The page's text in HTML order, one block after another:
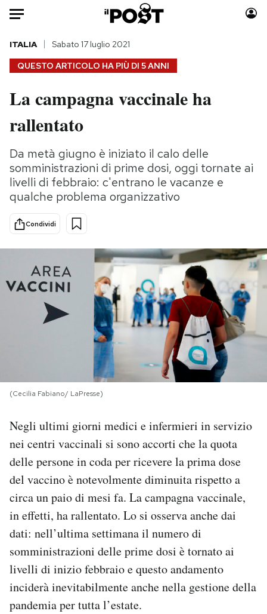
HOME
Italia
Politica
Tecnologia
Internet
Scienza
Cultura
Economia
Moda
Storie/Idee
Ok Boomer!
Media
Europa
PODCAST
CALENDARIO
AREA PERSONALE
Area Personale
Newsletter
Hai bisogno di aiuto?
Esci
QUESTO ARTICOLO HA PIÙ DI 5 ANNI
ITALIA Sabato 17 luglio 2021
La campagna vaccinale ha
rallentato
Da metà giugno è iniziato il calo delle
somministrazioni di prime dosi, oggi tornate ai
livelli di febbraio: c'entrano le vacanze e
qualche problema organizzativo
Condividi
(Cecilia Fabiano/ LaPresse)
Negli ultimi giorni medici e infermieri in servizio
nei centri vaccinali si sono accorti che la quota
delle persone in coda per ricevere la prima dose
del vaccino è notevolmente diminuita rispetto a
circa un paio di mesi fa. La campagna vaccinale,
in effetti, ha rallentato. Lo si osserva anche dai
dati: nell’ultima settimana il numero di
somministrazioni delle prime dosi è tornato ai
livelli di inizio febbraio e questo andamento
inciderà inevitabilmente anche nella gestione della
pandemia per tutta l’estate.